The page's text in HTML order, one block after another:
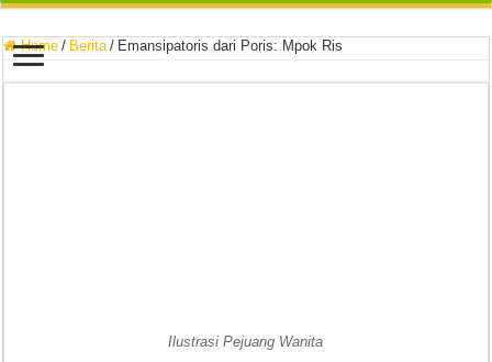
Home / Berita / Emansipatoris dari Poris: Mpok Ris
Ilustrasi Pejuang Wanita